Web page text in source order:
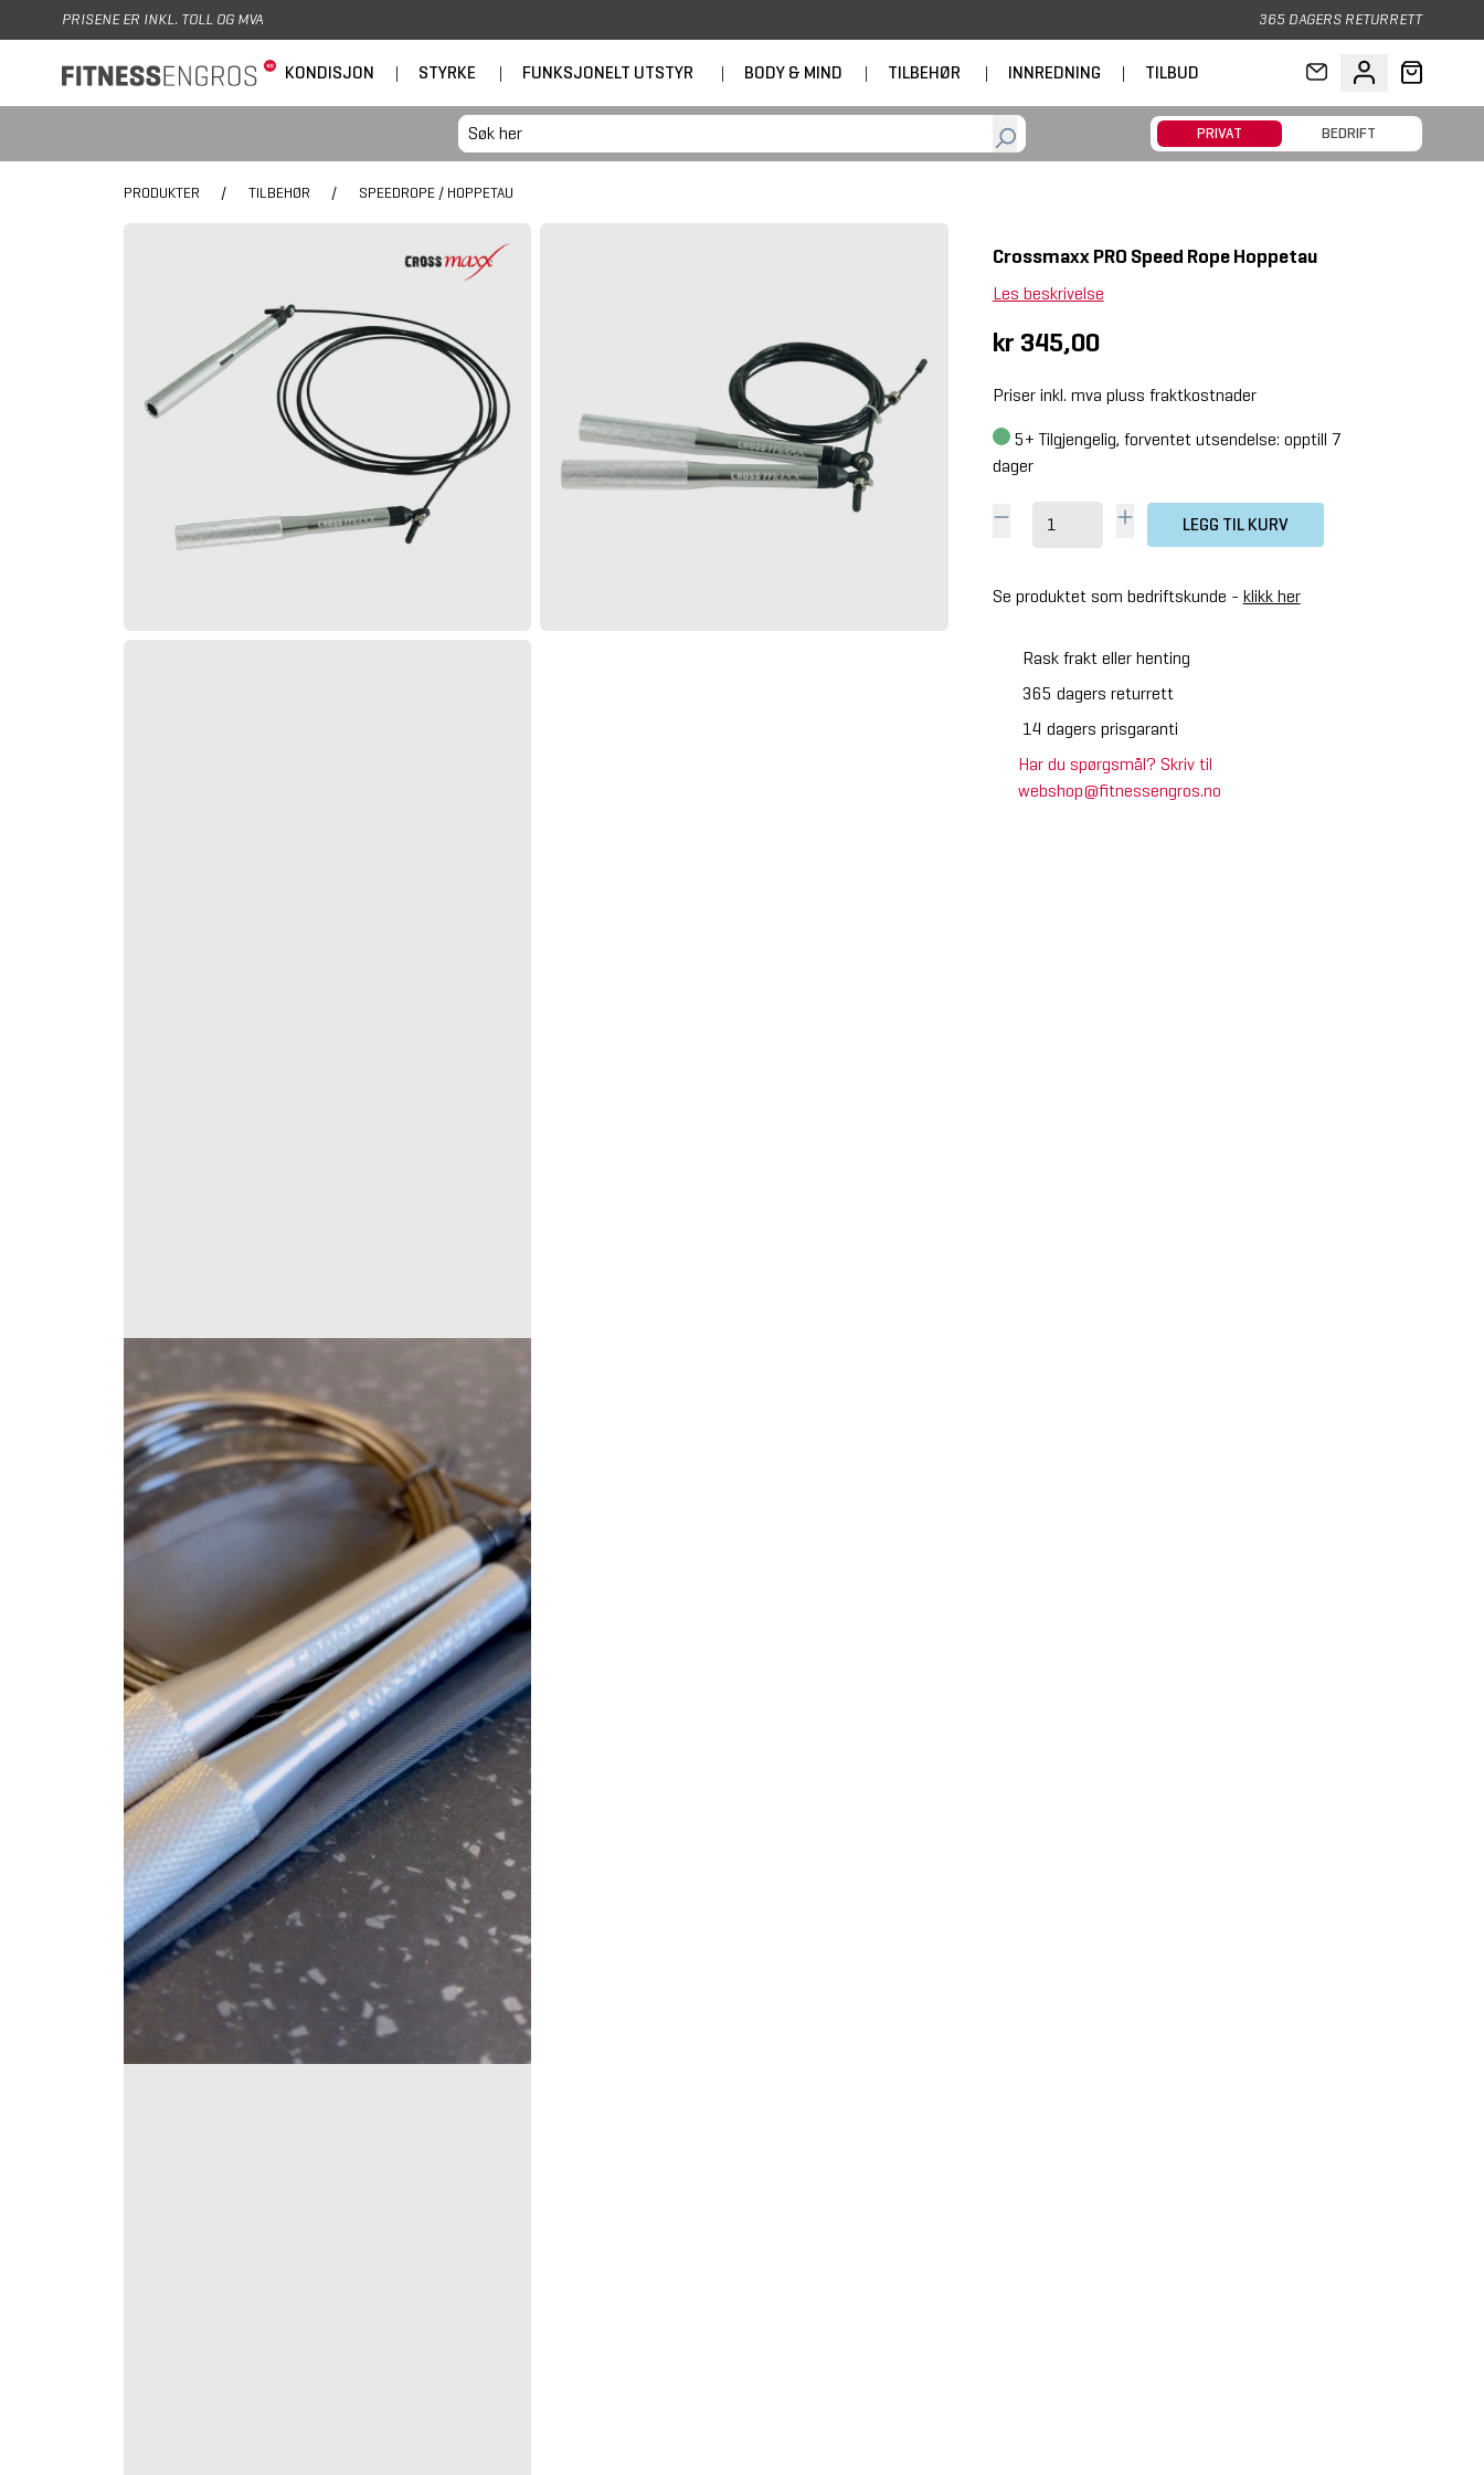
Hopp til hovedinnhold
PRISENE ER INKL. TOLL OG MVA 365 DAGERS RETURRETT
KONDISJON | STYRKE | FUNKSJONELT UTSTYR | BODY & MIND | TILBEHØR | INNREDNING | TILBUD
PRIVAT BEDRIFT
PRODUKTER / TILBEHØR / SPEEDROPE / HOPPETAU
Crossmaxx PRO Speed Rope Hoppetau
Les beskrivelse
kr 345,00
Priser inkl. mva pluss fraktkostnader
5+ Tilgjengelig, forventet utsendelse: opptill 7
dager
LEGG TIL KURV
Se produktet som bedriftskunde - klikk her
Rask frakt eller henting
365 dagers returrett
14 dagers prisgaranti
Har du spørgsmål? Skriv til
webshop@fitnessengros.no